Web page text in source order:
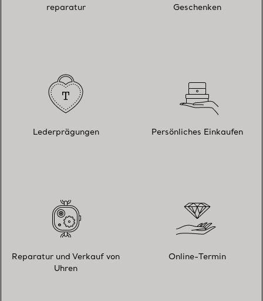
reparatur
Geschenken
Lederprägungen Persönliches Einkaufen
Reparatur und Verkauf von
Uhren
Online-Termin